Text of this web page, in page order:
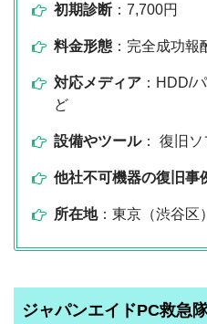
初期診断 ：7,700円
料金形態 ：完全成功報
対応メディア ：HDD/
ど
設備やツール： 復旧ソ
他社不可機器の復旧事
所在地：東京（渋谷区）
ジャパンエイドPC救急